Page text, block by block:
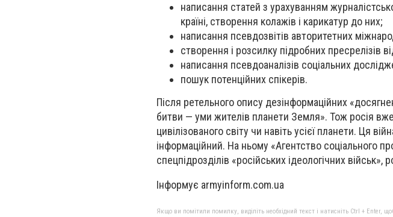
написання статей з урахуванням
країні, створення колажів і карикатур до них;
написання псевдозвітів авторитетних
створення і розсилку підробних пресрелізів
написання псевдоаналізів соціальних
пошук потенційних спікерів.
Після ретельного опису дезінформаційних
битви — уми жителів планети Земля». Тож росія
цивілізованого світу чи навіть усієї планети. Ця
інформаційний. На ньому «Агентство соціального
спецпідрозділів «російських ідеологічних
Інформує armyinform.com.ua
Якщо ви помітили помилку, виділіть необхідний текст і натисніть Ctrl + Enter,